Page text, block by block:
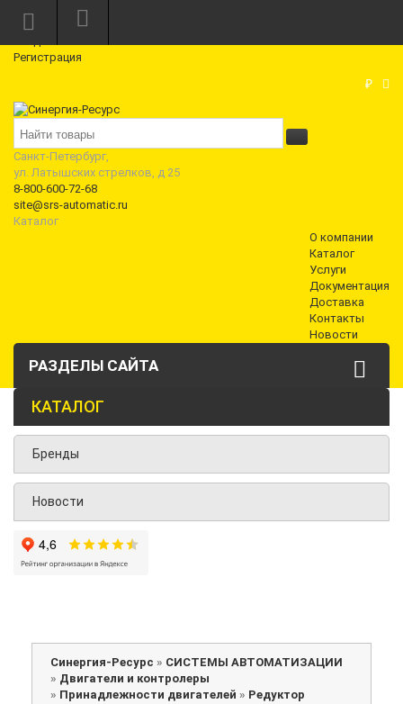
Режим работы: Пн—Пт: 10:00—18:00
Регистрация
₽
Санкт-Петербург,
ул. Латышских стрелков, д 25
8-800-600-72-68
site@srs-automatic.ru
Каталог
О компании
Каталог
Услуги
Документация
Доставка
Контакты
Новости
РАЗДЕЛЫ САЙТА
КАТАЛОГ
Бренды
Новости
Синергия-Ресурс » СИСТЕМЫ АВТОМАТИЗАЦИИ
» Двигатели и контролеры
» Принадлежности двигателей » Редуктор